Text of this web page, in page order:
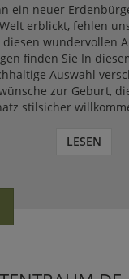
ein neuer
erblickt, fehlen
wundervollen
finden Sie In
Auswahl
zur Geburt,
stilsicher
LESEN